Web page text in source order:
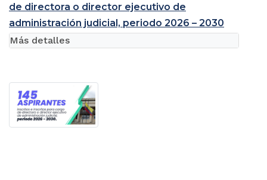
de directora o director ejecutivo de
administración judicial, periodo 2026 – 2030
Más detalles